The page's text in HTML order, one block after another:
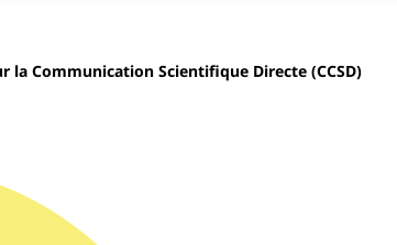
la Communication Scientifique Directe (CCSD)